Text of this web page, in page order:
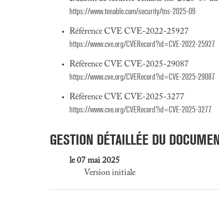
https://www.tenable.com/security/tns-2025-09
Référence CVE CVE-2022-25927
https://www.cve.org/CVERecord?id=CVE-2022-25927
Référence CVE CVE-2025-29087
https://www.cve.org/CVERecord?id=CVE-2025-29087
Référence CVE CVE-2025-3277
https://www.cve.org/CVERecord?id=CVE-2025-3277
GESTION DÉTAILLÉE DU
le 07 mai 2025
Version initiale